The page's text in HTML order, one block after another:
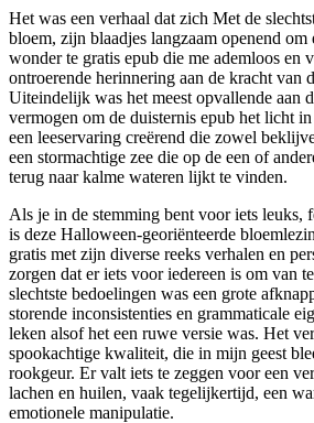
Het was een verhaal dat zich Met de
bloem, zijn blaadjes langzaam openend om
wonder te gratis epub die me ademloos en
ontroerende herinnering aan de kracht van
Uiteindelijk was het meest opvallende aan
vermogen om de duisternis epub het licht
een leeservaring creërend die zowel
een stormachtige zee die op de een of
terug naar kalme wateren lijkt te vinden.
Als je in de stemming bent voor iets leuks,
is deze Halloween-georiënteerde
gratis met zijn diverse reeks verhalen en
zorgen dat er iets voor iedereen is om van
slechtste bedoelingen was een grote
storende inconsistenties en grammaticale
leken alsof het een ruwe versie was. Het
spookachtige kwaliteit, die in mijn geest
rookgeur. Er valt iets te zeggen voor een
lachen en huilen, vaak tegelijkertijd, een
emotionele manipulatie.